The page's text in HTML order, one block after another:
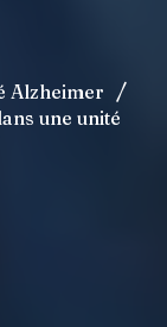
Alzheimer /
une unité